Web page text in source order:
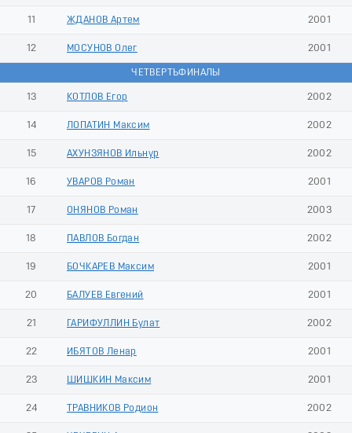
11 ЖДАНОВ Артем 2001
12 МОСУНОВ Олег 2001
ЧЕТВЕРТЬФИНАЛЫ
13 КОТЛОВ Егор 2002
14 ЛОПАТИН Максим 2002
15 АХУНЗЯНОВ Ильнур 2002
16 УВАРОВ Роман 2001
17 ОНЯНОВ Роман 2003
18 ПАВЛОВ Богдан 2002
19 БОЧКАРЕВ Максим 2001
20 БАЛУЕВ Евгений 2001
21 ГАРИФУЛЛИН Булат 2002
22 ИБЯТОВ Ленар 2001
23 ШИШКИН Максим 2001
24 ТРАВНИКОВ Родион 2002